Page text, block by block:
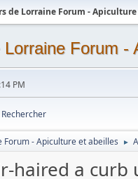
de Lorraine Forum -
Lorraine Forum -
PM
Rechercher
Forum - Apiculture et abeilles ►
haired a curb